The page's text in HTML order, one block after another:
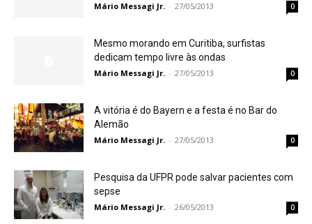
Mário Messagi Jr. - 27/05/2013 0
Mesmo morando em Curitiba, surfistas
dedicam tempo livre às ondas
Mário Messagi Jr. - 27/05/2013 0
A vitória é do Bayern e a festa é no Bar do
Alemão
Mário Messagi Jr. - 27/05/2013 0
Pesquisa da UFPR pode salvar pacientes com
sepse
Mário Messagi Jr. - 26/05/2013 0